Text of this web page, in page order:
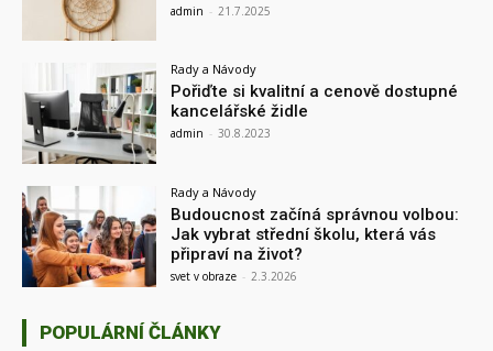
admin - 21.7.2025
Rady a Návody
Pořiďte si kvalitní a cenově dostupné
kancelářské židle
admin - 30.8.2023
Rady a Návody
Budoucnost začíná správnou volbou:
Jak vybrat střední školu, která vás
připraví na život?
svet v obraze - 2.3.2026
POPULÁRNÍ ČLÁNKY